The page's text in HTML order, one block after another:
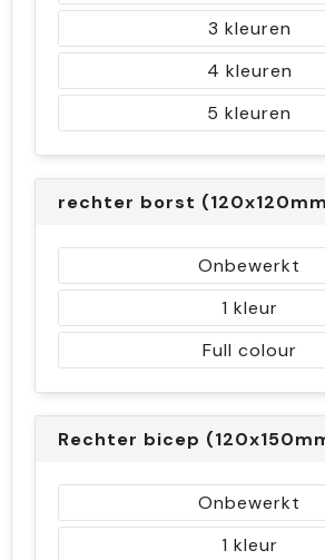
3
4
5
rechter borst
Onbewerkt
1
Full colour
Rechter bicep
Onbewerkt
1